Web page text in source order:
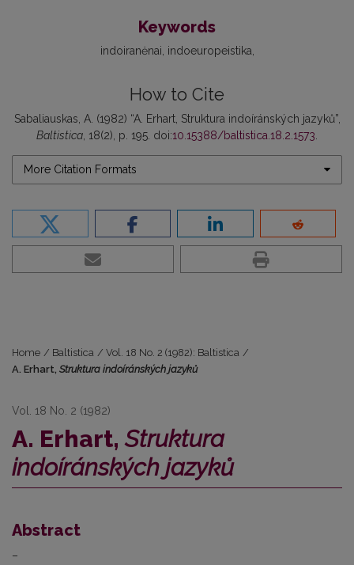
Keywords
indoiranėnai indoeuropeistika
How to Cite
Sabaliauskas, A. (1982) “A. Erhart, Struktura indoíránských jazyků”,
Baltistica , 18(2), p. 195. doi:10.15388/baltistica.18.2.1573
More Citation Formats
Home / Baltistica / Vol. 18 No. 2 (1982): Baltistica /
A. Erhart, Struktura indoíránských jazyků
Vol. 18 No. 2 (1982)
A. Erhart,Struktura
indoíránských jazyků
Abstract
–